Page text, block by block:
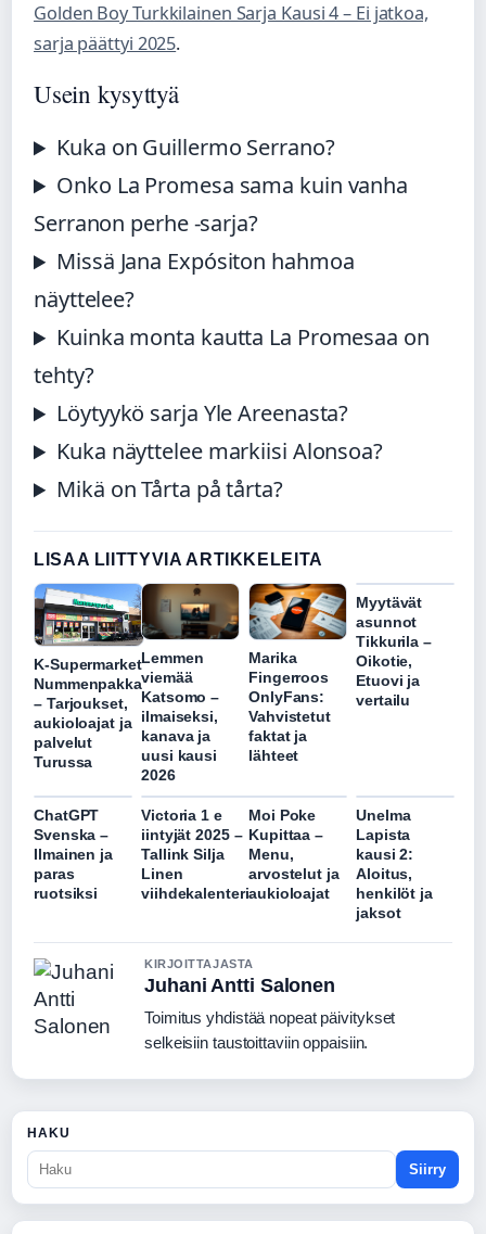
Golden Boy Turkkilainen Sarja Kausi 4 – Ei jatkoa,
sarja päättyi 2025.
Usein kysyttyä
Kuka on Guillermo Serrano?
Onko La Promesa sama kuin vanha
Serranon perhe -sarja?
Missä Jana Expósiton hahmoa
näyttelee?
Kuinka monta kautta La Promesaa on
tehty?
Löytyykö sarja Yle Areenasta?
Kuka näyttelee markiisi Alonsoa?
Mikä on Tårta på tårta?
LISAA LIITTYVIA ARTIKKELEITA
K-Supermarket
Nummenpakka
– Tarjoukset,
aukioloajat ja
palvelut
Turussa
Lemmen
viemää
Katsomo –
ilmaiseksi,
kanava ja
uusi kausi
2026
Marika
Fingerroos
OnlyFans:
Vahvistetut
faktat ja
lähteet
Myytävät
asunnot
Tikkurila –
Oikotie,
Etuovi ja
vertailu
ChatGPT
Svenska –
Ilmainen ja
paras
ruotsiksi
Victoria 1 e
iintyjät 2025 –
Tallink Silja
Linen
viihdekalenteri
Moi Poke
Kupittaa –
Menu,
arvostelut ja
aukioloajat
Unelma
Lapista
kausi 2:
Aloitus,
henkilöt ja
jaksot
KIRJOITTAJASTA
Juhani Antti Salonen
Toimitus yhdistää nopeat päivitykset
selkeisiin taustoittaviin oppaisiin.
HAKU
Siirry